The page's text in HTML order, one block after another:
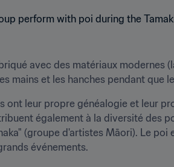
avec des matériaux modernes
mains et les hanches pendant que
ont leur propre généalogie et leur
également à la diversité des
(groupe d'artistes Māori). Le
événements.